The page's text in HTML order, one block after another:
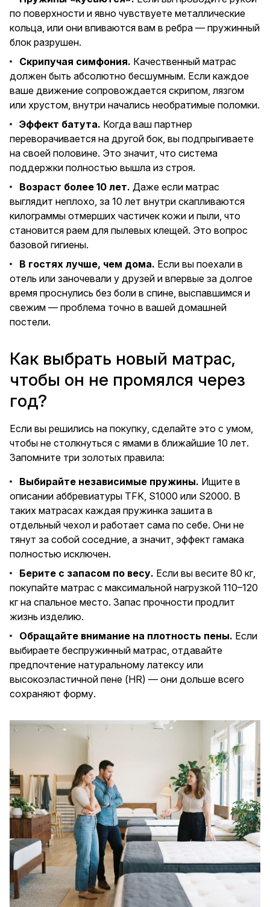
по поверхности и явно чувствуете металлические
кольца, или они впиваются вам в ребра — пружинный
блок разрушен.
Скрипучая симфония. Качественный матрас
должен быть абсолютно бесшумным. Если каждое
ваше движение сопровождается скрипом, лязгом
или хрустом, внутри начались необратимые поломки.
Эффект батута. Когда ваш партнер
переворачивается на другой бок, вы подпрыгиваете
на своей половине. Это значит, что система
поддержки полностью вышла из строя.
Возраст более 10 лет. Даже если матрас
выглядит неплохо, за 10 лет внутри скапливаются
килограммы отмерших частичек кожи и пыли, что
становится раем для пылевых клещей. Это вопрос
базовой гигиены.
В гостях лучше, чем дома. Если вы поехали в
отель или заночевали у друзей и впервые за долгое
время проснулись без боли в спине, выспавшимся и
свежим — проблема точно в вашей домашней
постели.
Как выбрать новый матрас,
чтобы он не промялся через
год?
Если вы решились на покупку, сделайте это с умом,
чтобы не столкнуться с ямами в ближайшие 10 лет.
Запомните три золотых правила:
Выбирайте независимые пружины. Ищите в
описании аббревиатуры TFK, S1000 или S2000. В
таких матрасах каждая пружинка зашита в
отдельный чехол и работает сама по себе. Они не
тянут за собой соседние, а значит, эффект гамака
полностью исключен.
Берите с запасом по весу. Если вы весите 80 кг,
покупайте матрас с максимальной нагрузкой 110–120
кг на спальное место. Запас прочности продлит
жизнь изделию.
Обращайте внимание на плотность пены. Если
выбираете беспружинный матрас, отдавайте
предпочтение натуральному латексу или
высокоэластичной пене (HR) — они дольше всего
сохраняют форму.